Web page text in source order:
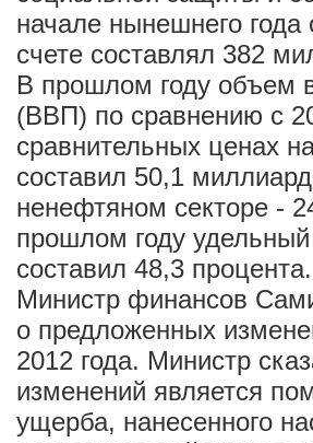
начале нынешнего года
счете составлял 382
В прошлом году объем
(ВВП) по сравнению с
сравнительных ценах
составил 50,1
ненефтяном секторе -
прошлом году
составил 48,3 процента.
Министр финансов
о предложенных
2012 года. Министр
изменений является
ущерба, нанесенного